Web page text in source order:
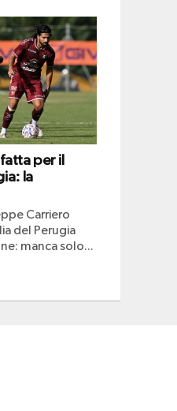
per il
la
Carriero
del Perugia
manca solo...